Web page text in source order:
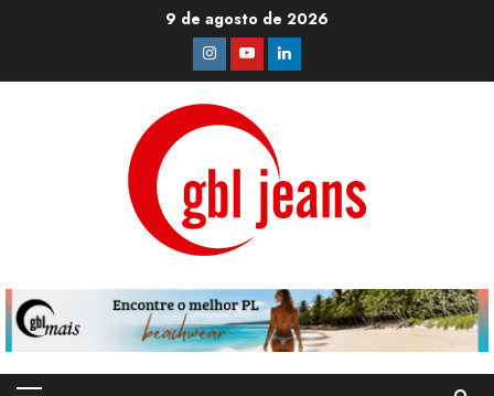
9 de agosto de 2026
Instagram
YoutubeLinkedin